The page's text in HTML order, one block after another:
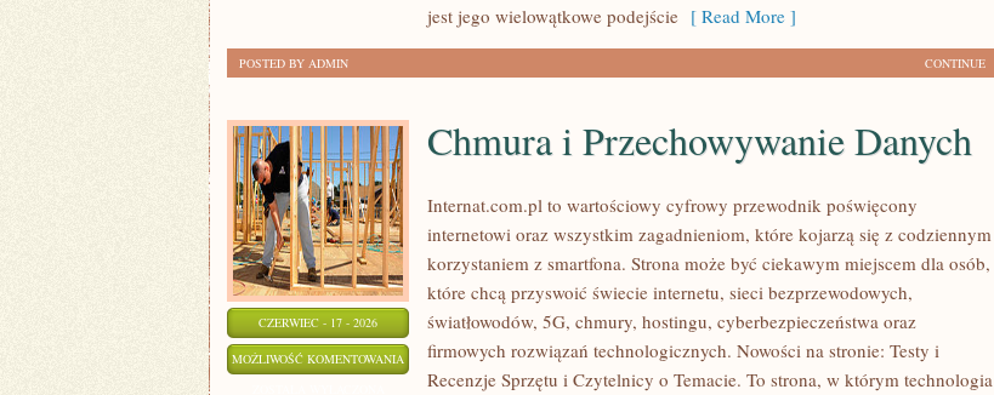
jest jego wielowątkowe podejście [ Read More ]
CONTINUE
POSTED BY ADMIN
CZERWIEC - 17 - 2026
MOŻLIWOŚĆ KOMENTOWANIA CHMURA
Chmura i Przechowywanie Danych
Internat.com.pl to wartościowy cyfrowy przewodnik poświęcony
internetowi oraz wszystkim zagadnieniom, które kojarzą się z codziennym
korzystaniem z smartfona. Strona może być ciekawym miejscem dla osób,
które chcą przyswoić świecie internetu, sieci bezprzewodowych,
światłowodów, 5G, chmury, hostingu, cyberbezpieczeństwa oraz
firmowych rozwiązań technologicznych. Nowości na stronie: Testy i
Recenzje Sprzętu i Czytelnicy o Temacie. To strona, w którym technologia